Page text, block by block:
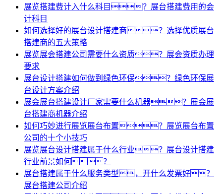
展览搭建费计入什么科目？展台搭建费用的会
计科目
如何选择好的展台设计搭建商？选择优质展台
搭建商的五大策略
展览展会搭建公司需要什么资质？展会资质办理
要求
展台设计搭建如何做到绿色环保？绿色环保展
台设计方案介绍
展会展台搭建设计厂家需要什么机器？展会展
台搭建商机器介绍
如何巧妙进行展览展台布置？展览展台布置
公司的十个小技巧
展览展台设计搭建属于什么行业？展台设计搭建
行业前景如何？
展台搭建属于什么服务类型，开什么发票好？
展台搭建公司介绍